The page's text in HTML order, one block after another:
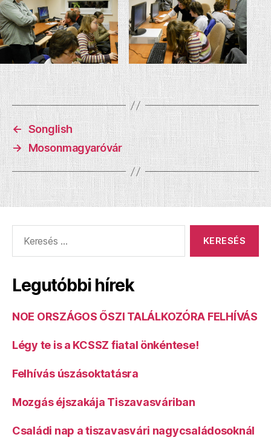
← Songlish
→ Mosonmagyaróvár
Legutóbbi hírek
NOE ORSZÁGOS ŐSZI TALÁLKOZÓRA FELHÍVÁS
Légy te is a KCSSZ fiatal önkéntese!
Felhívás úszásoktatásra
Mozgás éjszakája Tiszavasváriban
Családi nap a tiszavasvári nagycsaládosoknál